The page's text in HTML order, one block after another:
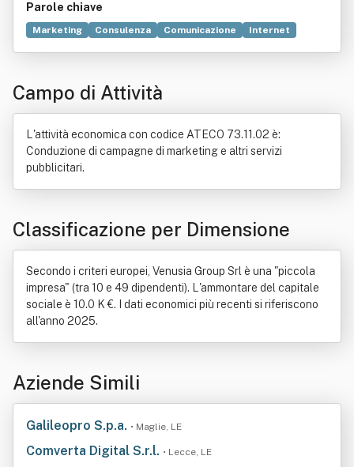
Parole chiave
Marketing Consulenza Comunicazione
Internet
Online
Fotografia Galassia
Norma giuridica
Campo di Attività
L'attività economica con codice ATECO 73.11.02 è:
Conduzione di campagne di marketing e altri servizi
pubblicitari.
Classificazione per Dimensione
Secondo i criteri europei, Venusia Group Srl è una "piccola
impresa" (tra 10 e 49 dipendenti). L'ammontare del capitale
sociale è 10.0 K €. I dati economici più recenti si riferiscono
all'anno 2025.
Aziende Simili
Galileopro S.p.a. • Maglie, LE
Comverta Digital S.r.l. • Lecce, LE